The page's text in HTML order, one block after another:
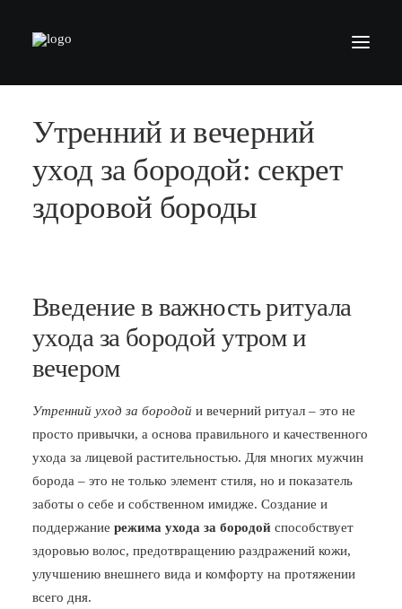
БАРБЕРШОПЫ
СЕРТИФИКАТЫ
КОСМЕТИКА
ВАКАНСИИ
АКАДЕМИЯ БАРБЕРОВ
МОДЕЛЯМ
БЛОГ
ПОЖАЛОВАТЬСЯ
Утренний и вечерний
уход за бородой: секрет
здоровой бороды
Введение в важность ритуала
ухода за бородой утром и
вечером
Утренний уход за бородой и вечерний ритуал – это не
просто привычки, а основа правильного и качественного
ухода за лицевой растительностью. Для многих мужчин
борода – это не только элемент стиля, но и показатель
заботы о себе и собственном имидже. Создание и
поддержание режима ухода за бородой способствует
здоровью волос, предотвращению раздражений кожи,
улучшению внешнего вида и комфорту на протяжении
всего дня.